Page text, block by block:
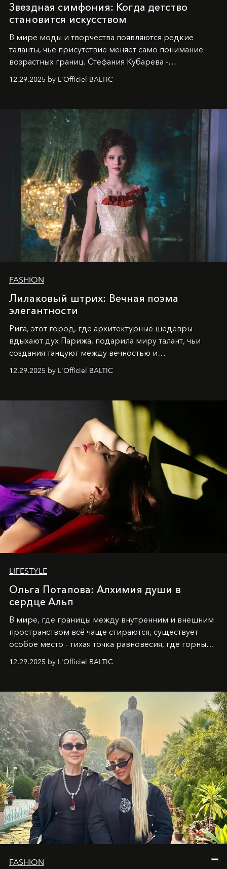
Звездная симфония: Когда детство
становится искусством
В мире моды и творчества появляются редкие
таланты, чье присутствие меняет само понимание
возрастных границ. Стефания Кубарева -
харизмы, чье имя уже украшает обложки
2025
и LUXIA June 2025, представляет собой
уникальное явление современной культуры.
12.29.2025 by L'Officiel BALTIC
FASHION
Лилаковый штрих: Вечная поэма
элегантности
Рига, этот город, где архитектурные шедевры
вдыхают дух Парижа, подарила миру талант, чьи
создания танцуют между вечностью и
12.29.2025 by L'Officiel BALTIC
LIFESTYLE
Ольга Потапова: Алхимия души в
сердце Альп
В мире, где границы между внутренним и внешним
пространством всё чаще стираются, существует
особое место - тихая точка равновесия, где горные
глубинами человеческой души. Здесь, на стыке
Ольга Потапова - женщина, чей путь от поиска
истины превратился в искусство превращения
человеческих кризисов в возможности для
возрождения.
12.29.2025 by L'Officiel BALTIC
FASHION